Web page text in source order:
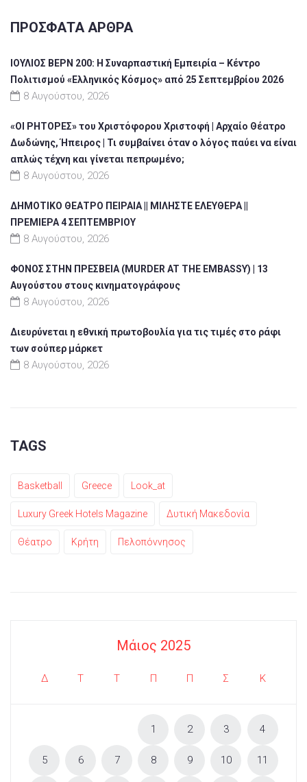
ΠΡΌΣΦΑΤΑ ΆΡΘΡΑ
ΙΟΥΛΙΟΣ ΒΕΡΝ 200: Η Συναρπαστική Εμπειρία – Κέντρο
Πολιτισμού «Ελληνικός Κόσμος» από 25 Σεπτεμβρίου 2026
8 Αυγούστου, 2026
«ΟΙ ΡΗΤΟΡΕΣ» του Χριστόφορου Χριστοφή | Αρχαίο Θέατρο
Δωδώνης, Ήπειρος | Τι συμβαίνει όταν ο λόγος παύει να είναι
απλώς τέχνη και γίνεται πεπρωμένο;
8 Αυγούστου, 2026
ΔΗΜΟΤΙΚΟ ΘΕΑΤΡΟ ΠΕΙΡΑΙΑ || ΜΙΛΗΣΤΕ ΕΛΕΥΘΕΡΑ ||
ΠΡΕΜΙΕΡΑ 4 ΣΕΠΤΕΜΒΡΙΟΥ
8 Αυγούστου, 2026
ΦΟΝΟΣ ΣΤΗΝ ΠΡΕΣΒΕΙΑ (MURDER AT THE EMBASSY) | 13
Αυγούστου στους κινηματογράφους
8 Αυγούστου, 2026
Διευρύνεται η εθνική πρωτοβουλία για τις τιμές στο ράφι
των σούπερ μάρκετ
8 Αυγούστου, 2026
TAGS
Basketball Greece Look_at
Luxury Greek Hotels Magazine Δυτική Μακεδονία
Θέατρο Κρήτη Πελοπόννησος
Μάιος 2025
Δ Τ Τ Π Π Σ Κ
1 2 3 4
5 6 7 8 9 10 11